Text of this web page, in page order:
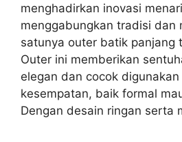
menghadirkan inovasi
menggabungkan tradisi dan
satunya outer batik panjang
Outer ini memberikan
elegan dan cocok
kesempatan, baik formal
Dengan desain ringan serta